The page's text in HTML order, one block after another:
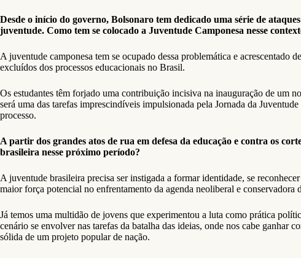
Desde o início do governo, Bolsonaro tem dedicado uma série de
juventude. Como tem se colocado a Juventude Camponesa nesse
A juventude camponesa tem se ocupado dessa problemática e
excluídos dos processos educacionais no Brasil.
Os estudantes têm forjado uma contribuição incisiva na inauguração de um
será uma das tarefas imprescindíveis impulsionada pela Jornada da
processo.
A partir dos grandes atos de rua em defesa da educação e contra os
brasileira nesse próximo período?
A juventude brasileira precisa ser instigada a formar identidade, se
maior força potencial no enfrentamento da agenda neoliberal e conservadora
Já temos uma multidão de jovens que experimentou a luta como prática
cenário se envolver nas tarefas da batalha das ideias, onde nos cabe ganhar
sólida de um projeto popular de nação.